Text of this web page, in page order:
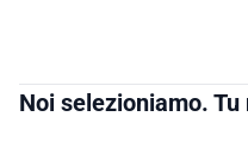
Noi selezioniamo. Tu